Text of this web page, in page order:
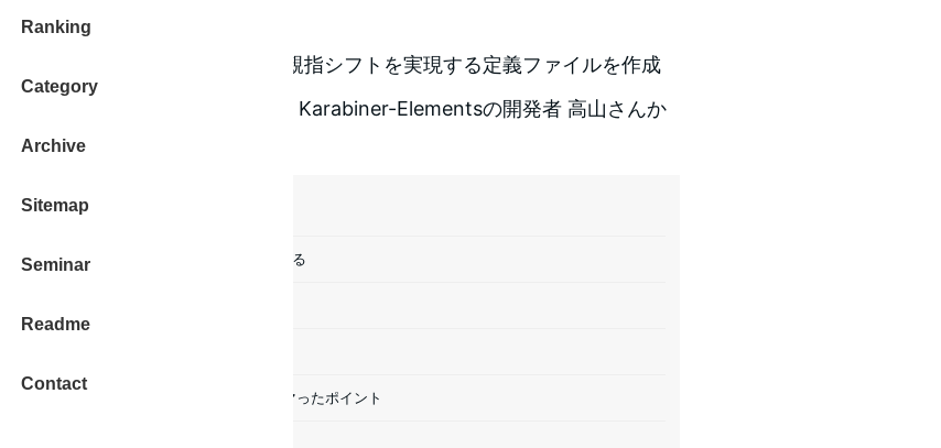
Ranking
Category
Archive
Sitemap
Seminar
Readme
Contact
者
のみで、親指シフトを実現する定義ファイルを作成
するジェネレーターがあると、Karabiner-Elementsの開発者 高山さんか
ら教えていただきました。
目次
JSONファイルジェネレーターがある
設定ファイルを作成するときにハマったポイント